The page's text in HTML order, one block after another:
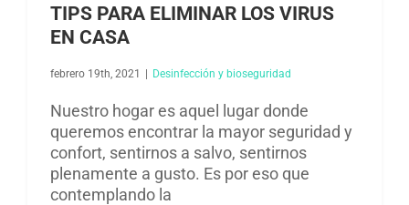
TIPS PARA ELIMINAR LOS VIRUS
EN CASA
febrero 19th, 2021 | Desinfección y bioseguridad​
Nuestro hogar es aquel lugar donde
queremos encontrar la mayor seguridad y
confort, sentirnos a salvo, sentirnos
plenamente a gusto. Es por eso que
contemplando la